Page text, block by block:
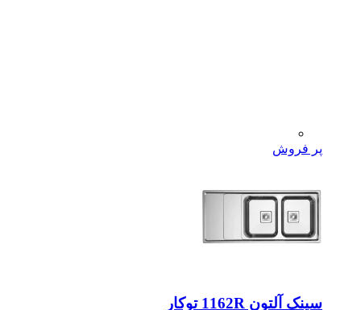
پر فروش
سینک آلتون 1162R توکار